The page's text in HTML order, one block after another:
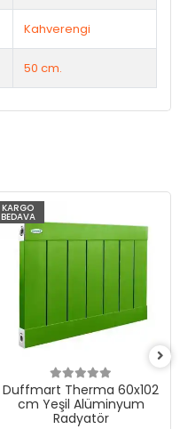
Kahverengi
50 cm.
KARGO
BEDAVA
Duffmart Therma 60x102
cm Yeşil Alüminyum
Radyatör